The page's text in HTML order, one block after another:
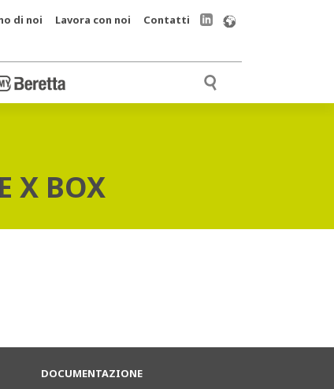
di noi Lavora con noi Contatti
X BOX
DOCUMENTAZIONE